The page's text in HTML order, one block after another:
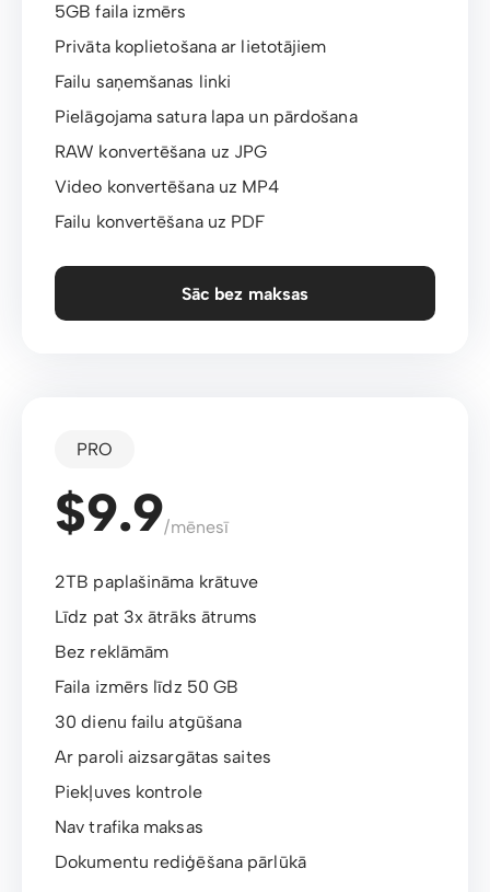
5GB faila izmērs
Privāta koplietošana ar lietotājiem
Failu saņemšanas linki
Pielāgojama satura lapa un pārdošana
RAW konvertēšana uz JPG
Video konvertēšana uz MP4
Failu konvertēšana uz PDF
Sāc bez maksas
PRO
$9.9/mēnesī
2TB paplašināma krātuve
Līdz pat 3x ātrāks ātrums
Bez reklāmām
Faila izmērs līdz 50 GB
30 dienu failu atgūšana
Ar paroli aizsargātas saites
Piekļuves kontrole
Nav trafika maksas
Dokumentu rediģēšana pārlūkā